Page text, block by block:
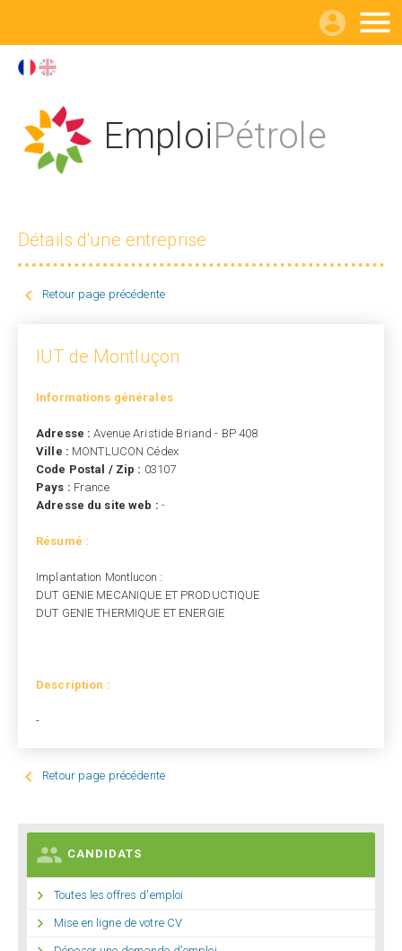

EmploiPétrole
Détails d'une entreprise
 Retour page précédente
IUT de Montluçon
Informations générales
Adresse :Avenue Aristide Briand - BP 408
Ville : MONTLUCON Cédex
Code Postal / Zip : 03107
Pays : France
Adresse du site web : -
Résumé :
Implantation Montlucon :
DUT GENIE MECANIQUE ET PRODUCTIQUE
DUT GENIE THERMIQUE ET ENERGIE
Description :
-
 Retour page précédente
 CANDIDATS
 Toutes les offres d'emploi
 Mise en ligne de votre CV